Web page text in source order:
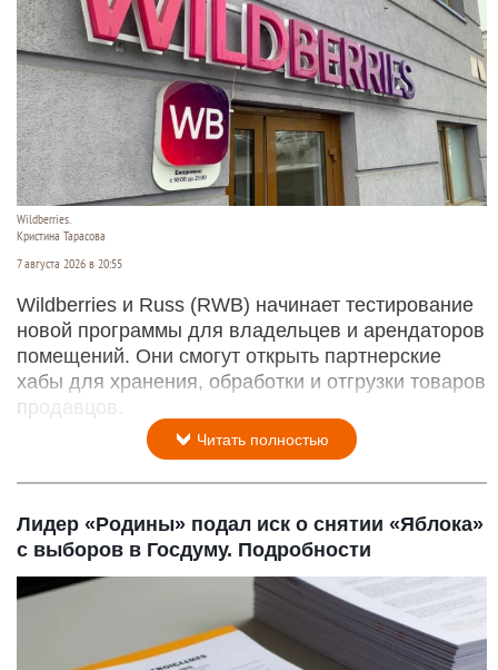
Wildberries.
Кристина Тарасова
7 августа 2026 в 20:55
Wildberries и Russ (RWB) начинает тестирование
новой программы для владельцев и арендаторов
помещений. Они смогут открыть партнерские
хабы для хранения, обработки и отгрузки товаров
продавцов.
Читать полностью
Лидер «Родины» подал иск о снятии «Яблока»
с выборов в Госдуму. Подробности